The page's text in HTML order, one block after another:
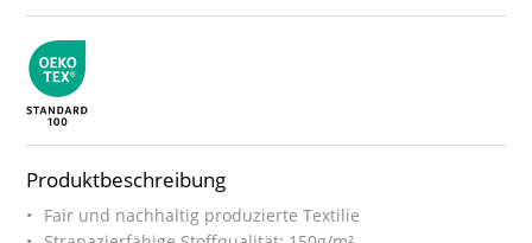
Produktbeschreibung
Fair und nachhaltig produzierte Textilie